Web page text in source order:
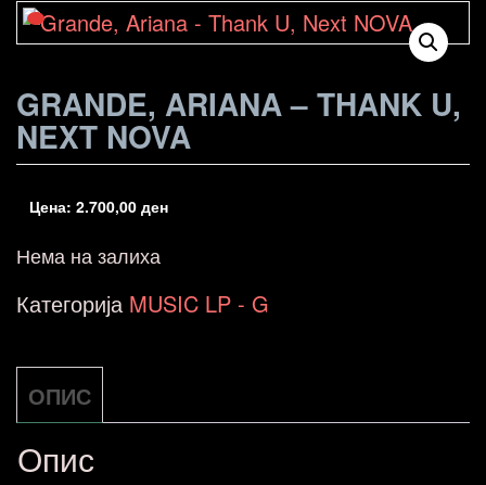
GRANDE, ARIANA – THANK U,
NEXT NOVA
Цена: 2.700,00 ден
Нема на залиха
Категорија MUSIC LP - G
ОПИС
Опис